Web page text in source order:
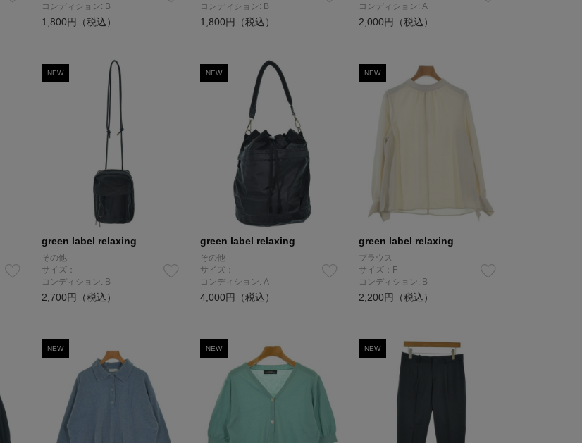
コンディション: B
1,800円（税込）
コンディション: B
1,800円（税込）
コンディション: A
2,000円（税込）
NEW
green label relaxing
その他
サイズ：-
コンディション: B
2,700円（税込）
NEW
green label relaxing
その他
サイズ：-
コンディション: A
4,000円（税込）
NEW
green label relaxing
ブラウス
サイズ：F
コンディション: B
2,200円（税込）
NEW NEW NEW